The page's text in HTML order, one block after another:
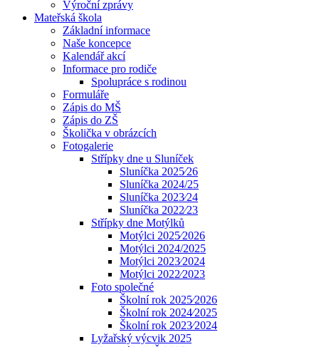
Výroční zprávy
Mateřská škola
Základní informace
Naše koncepce
Kalendář akcí
Informace pro rodiče
Spolupráce s rodinou
Formuláře
Zápis do MŠ
Zápis do ZŠ
Školička v obrázcích
Fotogalerie
Střípky dne u Sluníček
Sluníčka 2025⁄26
Sluníčka 2024/25
Sluníčka 2023⁄24
Sluníčka 2022⁄23
Střípky dne Motýlků
Motýlci 2025⁄2026
Motýlci 2024/2025
Motýlci 2023⁄2024
Motýlci 2022⁄2023
Foto společné
Školní rok 2025⁄2026
Školní rok 2024⁄2025
Školní rok 2023⁄2024
Lyžařský výcvik 2025